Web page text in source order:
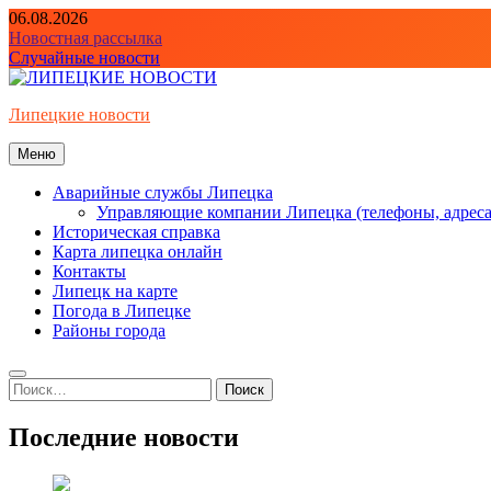
Перейти
к
содержимому
06.08.2026
Новостная рассылка
Случайные новости
Липецкие новости
Меню
Аварийные службы Липецка
Управляющие компании Липецка (телефоны,
Историческая справка
Карта липецка онлайн
Контакты
Липецк на карте
Погода в Липецке
Районы города
Найти:
Последние новости